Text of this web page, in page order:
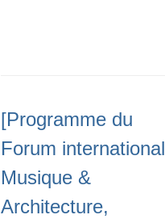
[Programme du
Forum international
Musique &
Architecture,